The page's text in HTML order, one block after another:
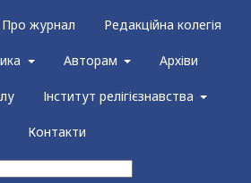
Про журнал Редакційна колегія
Авторам Архіви
Інститут релігієзнавства
Контакти